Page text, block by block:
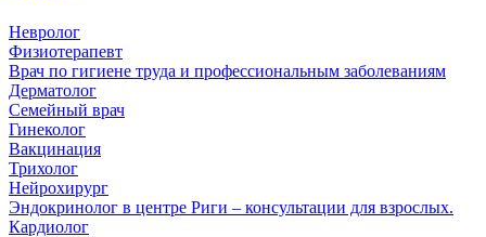
Невролог
Физиотерапевт
Врач по гигиене труда и профессиональным заболеваниям
Дерматолог
Семейный врач
Гинеколог
Вакцинация
Трихолог
Нейрохирург
Эндокринолог в центре Риги – консультации для взрослых.
Кардиолог